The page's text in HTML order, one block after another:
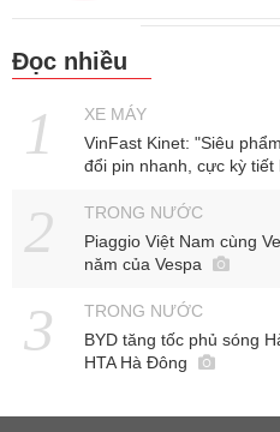
Đọc nhiều
XE MÁY
VinFast Kinet: "Siêu
đổi pin nhanh, cực kỳ tiết
TRONG NƯỚC
Piaggio Việt Nam cùng
năm của Vespa
TRONG NƯỚC
BYD tăng tốc phủ sóng
HTA Hà Đông